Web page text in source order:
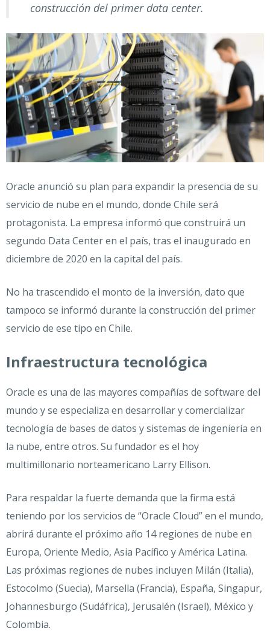
construcción del primer data center.
Oracle anunció su plan para expandir la presencia de su
servicio de nube en el mundo, donde Chile será
protagonista. La empresa informó que construirá un
segundo Data Center en el país, tras el inaugurado en
diciembre de 2020 en la capital del país.
No ha trascendido el monto de la inversión, dato que
tampoco se informó durante la construcción del primer
servicio de ese tipo en Chile.
Infraestructura tecnológica
Oracle es una de las mayores compañías de software del
mundo y se especializa en desarrollar y comercializar
tecnología de bases de datos y sistemas de ingeniería en
la nube, entre otros. Su fundador es el hoy
multimillonario norteamericano Larry Ellison.
Para respaldar la fuerte demanda que la firma está
teniendo por los servicios de “Oracle Cloud” en el mundo,
abrirá durante el próximo año 14 regiones de nube en
Europa, Oriente Medio, Asia Pacífico y América Latina.
Las próximas regiones de nubes incluyen Milán (Italia),
Estocolmo (Suecia), Marsella (Francia), España, Singapur,
Johannesburgo (Sudáfrica), Jerusalén (Israel), México y
Colombia.